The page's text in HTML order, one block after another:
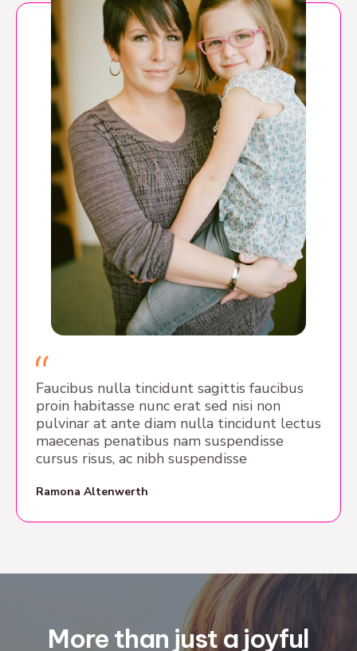
Faucibus nulla tincidunt sagittis faucibus
proin habitasse nunc erat sed nisi non
pulvinar at ante diam nulla tincidunt lectus
maecenas penatibus nam suspendisse
cursus risus, ac nibh suspendisse
Ramona Altenwerth
More than just a joyful